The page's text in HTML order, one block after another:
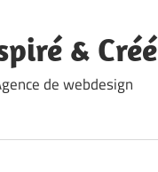
& Créé
de webdesign